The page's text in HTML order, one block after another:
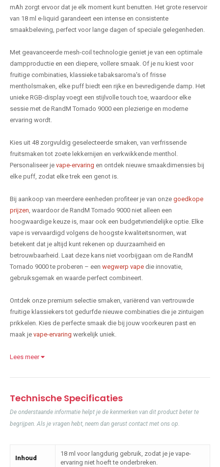
mAh zorgt ervoor dat je elk moment kunt benutten. Het grote reservoir
van 18 ml e-liquid garandeert een intense en consistente
smaakbeleving, perfect voor lange dagen of speciale gelegenheden.
Met geavanceerde mesh-coil technologie geniet je van een optimale
dampproductie en een diepere, vollere smaak. Of je nu kiest voor
fruitige combinaties, klassieke tabaksaroma's of frisse
mentholsmaken, elke puff biedt een rijke en bevredigende damp. Het
unieke RGB-display voegt een stijlvolle touch toe, waardoor elke
sessie met de RandM Tornado 9000 een plezierige en moderne
ervaring wordt.
Kies uit 48 zorgvuldig geselecteerde smaken, van verfrissende
fruitsmaken tot zoete lekkernijen en verkwikkende menthol.
Personaliseer je vape-ervaring en ontdek nieuwe smaakdimensies bij
elke puff, zodat elke trek een genot is.
Bij aankoop van meerdere eenheden profiteer je van onze goedkope
prijzen , waardoor de RandM Tornado 9000 niet alleen een
hoogwaardige keuze is, maar ook een budgetvriendelijke optie. Elke
vape is vervaardigd volgens de hoogste kwaliteitsnormen, wat
betekent dat je altijd kunt rekenen op duurzaamheid en
betrouwbaarheid. Laat deze kans niet voorbijgaan om de RandM
Tornado 9000 te proberen – een wegwerp vape die innovatie,
gebruiksgemak en waarde perfect combineert.
Ontdek onze premium selectie smaken, variërend van vertrouwde
fruitige klassiekers tot gedurfde nieuwe combinaties die je zintuigen
prikkelen. Kies de perfecte smaak die bij jouw voorkeuren past en
maak je vape-ervaring werkelijk uniek.
Lees meer
Technische Specificaties
De onderstaande informatie helpt je de kenmerken van dit product beter te
begrijpen. Als je vragen hebt, neem dan gerust contact met ons op.
Inhoud
18 ml voor langdurig gebruik, zodat je je vape-
ervaring niet hoeft te onderbreken.